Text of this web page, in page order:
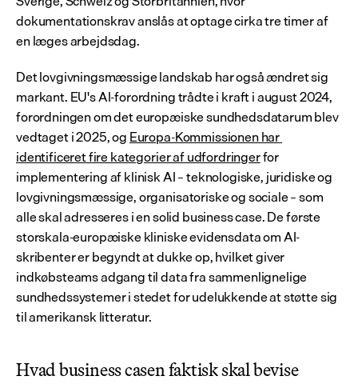
dokumentationskrav anslås at optage cirka tre timer af
en læges arbejdsdag.
Det lovgivningsmæssige landskab har også ændret sig
markant. EU's AI-forordning trådte i kraft i august 2024,
forordningen om det europæiske sundhedsdatarum blev
vedtaget i 2025, og Europa-Kommissionen har
identificeret fire kategorier af udfordringer for
implementering af klinisk AI – teknologiske, juridiske og
lovgivningsmæssige, organisatoriske og sociale – som
alle skal adresseres i en solid business case. De første
storskala-europæiske kliniske evidensdata om AI-
skribenter er begyndt at dukke op, hvilket giver
indkøbsteams adgang til data fra sammenlignelige
sundhedssystemer i stedet for udelukkende at støtte sig
til amerikansk litteratur.
Hvad business casen faktisk skal bevise